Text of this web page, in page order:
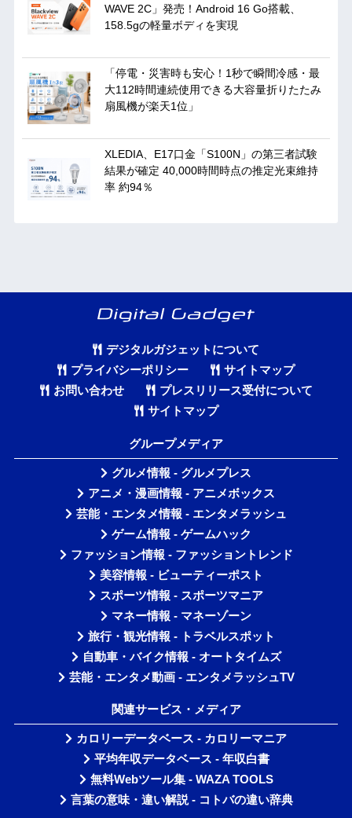
WAVE 2C」発売！Android 16 Go搭載、
158.5gの軽量ボディを実現
「停電・災害時も安心！1秒で瞬間冷感・最
大112時間連続使用できる大容量折りたたみ
扇風機が楽天1位」
XLEDIA、E17口金「S100N」の第三者試験
結果が確定 40,000時間時点の推定光束維持
率 約94％
デジタルガジェットについて
プライバシーポリシー
サイトマップ
お問い合わせ
プレスリリース受付について
サイトマップ
グループメディア
グルメ情報 - グルメプレス
アニメ・漫画情報 - アニメボックス
芸能・エンタメ情報 - エンタメラッシュ
ゲーム情報 - ゲームハック
ファッション情報 - ファッショントレンド
美容情報 - ビューティーポスト
スポーツ情報 - スポーツマニア
マネー情報 - マネーゾーン
旅行・観光情報 - トラベルスポット
自動車・バイク情報 - オートタイムズ
芸能・エンタメ動画 - エンタメラッシュTV
関連サービス・メディア
カロリーデータベース - カロリーマニア
平均年収データベース - 年収白書
無料Webツール集 - WAZA TOOLS
言葉の意味・違い解説 - コトバの違い辞典